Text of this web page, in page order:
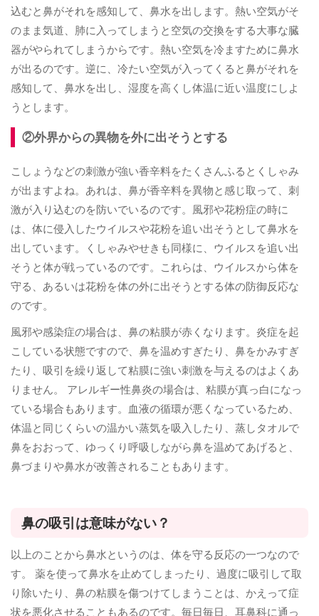
込むと鼻がそれを感知して、鼻水を出します。熱い空気がそ
のまま気道、肺に入ってしまうと空気の交換をする大事な臓
器がやられてしまうからです。熱い空気を冷ますために鼻水
が出るのです。逆に、冷たい空気が入ってくると鼻がそれを
感知して、鼻水を出し、湿度を高くし体温に近い温度にしよ
うとします。
②外界からの異物を外に出そうとする
こしょうなどの刺激が強い香辛料をたくさんふるとくしゃみ
が出ますよね。あれは、鼻が香辛料を異物と感じ取って、刺
激が入り込むのを防いでいるのです。風邪や花粉症の時に
は、体に侵入したウイルスや花粉を追い出そうとして鼻水を
出しています。くしゃみやせきも同様に、ウイルスを追い出
そうと体が戦っているのです。これらは、ウイルスから体を
守る、あるいは花粉を体の外に出そうとする体の防御反応な
のです。
風邪や感染症の場合は、鼻の粘膜が赤くなります。炎症を起
こしている状態ですので、鼻を温めすぎたり、鼻をかみすぎ
たり、吸引を繰り返して粘膜に強い刺激を与えるのはよくあ
りません。 アレルギー性鼻炎の場合は、粘膜が真っ白になっ
ている場合もあります。血液の循環が悪くなっているため、
体温と同じくらいの温かい蒸気を吸入したり、蒸しタオルで
鼻をおおって、ゆっくり呼吸しながら鼻を温めてあげると、
鼻づまりや鼻水が改善されることもあります。
鼻の吸引は意味がない？
以上のことから鼻水というのは、体を守る反応の一つなので
す。 薬を使って鼻水を止めてしまったり、過度に吸引して取
り除いたり、鼻の粘膜を傷つけてしまうことは、かえって症
状を悪化させることもあるのです。毎日毎日、耳鼻科に通っ